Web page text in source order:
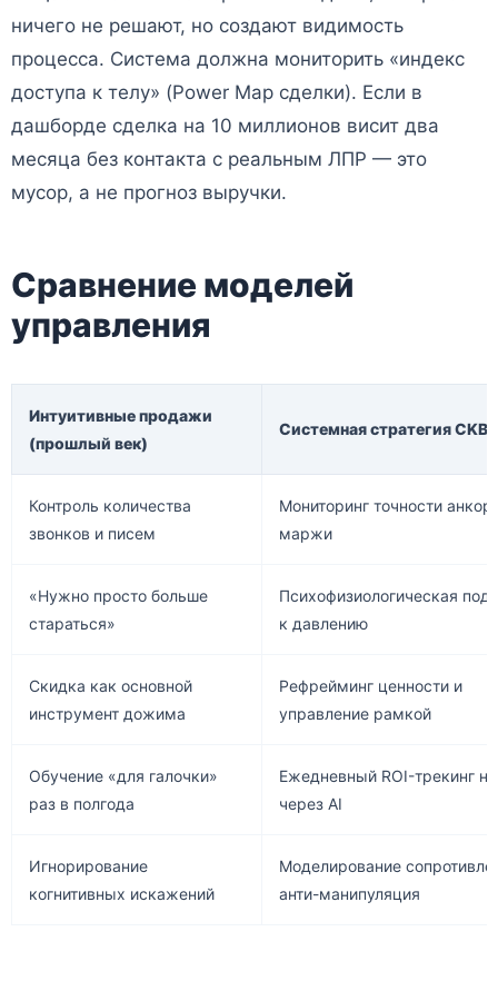
ничего не решают, но создают видимость
процесса. Система должна мониторить «индекс
доступа к телу» (Power Map сделки). Если в
дашборде сделка на 10 миллионов висит два
месяца без контакта с реальным ЛПР — это
мусор, а не прогноз выручки.
Сравнение моделей
управления
Интуитивные продажи
(прошлый век)
Системная стратегия CKB
Контроль количества
звонков и писем
Мониторинг точности
маржи
«Нужно просто больше
стараться»
Психофизиологическая
к давлению
Скидка как основной
инструмент дожима
Рефрейминг ценности и
управление рамкой
Обучение «для галочки»
раз в полгода
Ежедневный ROI-трекинг
через AI
Игнорирование
когнитивных искажений
Моделирование
анти-манипуляция